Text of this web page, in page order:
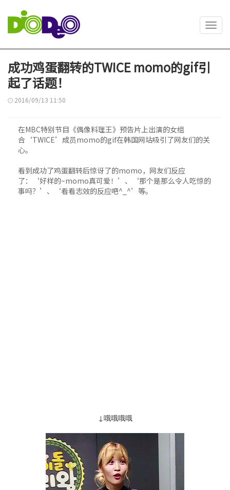
成功鸡蛋翻转的TWICE momo的gif引
起了话题！
2016/09/13 11:50
在MBC特别节目《偶像料理王》预告片上出演的女组
合‘TWICE’成员momo的gif在韩国网站吸引了网友们的关
心。
看到成功了鸡蛋翻转后惊讶了的momo，网友们反应
了：‘好样的~momo真可爱！’、‘那个是那么令人吃惊的
事吗？’、‘看看志效的反应吧^_^’等。
↓哦哦哦哦